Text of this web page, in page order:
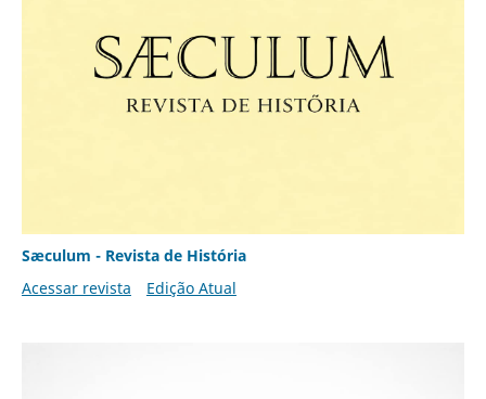
Sæculum - Revista de História
Acessar revista
Edição Atual